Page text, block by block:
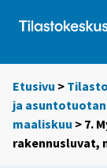
Etusivu >
ja
maaliskuu > 7.
rakennusluvat,